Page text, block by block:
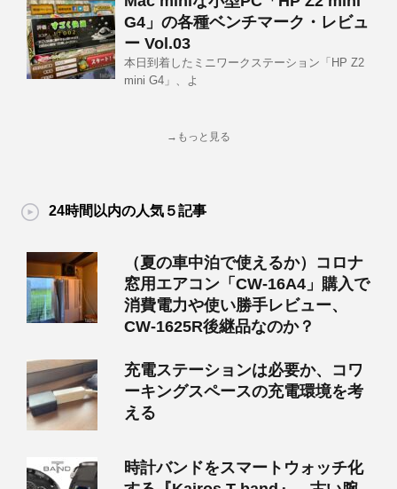
G4」の各種ベンチマーク・レビュ
ー Vol.03
本日到着したミニワークステーション「HP Z2
mini G4」、よ
→もっと見る
24時間以内の人気５記事
（夏の車中泊で使えるか）コロナ
窓用エアコン「CW-16A4」購入で
消費電力や使い勝手レビュー、
CW-1625R後継品なのか？
充電ステーションは必要か、コワ
ーキングスペースの充電環境を考
える
時計バンドをスマートウォッチ化